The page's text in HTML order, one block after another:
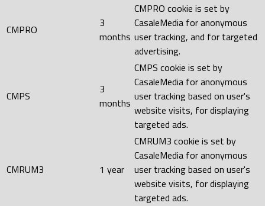
CMPRO
3
months
CMPRO cookie is set by
CasaleMedia for anonymous
user tracking, and for targeted
advertising.
CMPS
3
months
CMPS cookie is set by
CasaleMedia for anonymous
user tracking based on user's
website visits, for displaying
targeted ads.
CMRUM3 1 year
CMRUM3 cookie is set by
CasaleMedia for anonymous
user tracking based on user's
website visits, for displaying
targeted ads.